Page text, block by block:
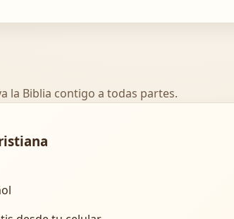
la Biblia contigo a todas partes.